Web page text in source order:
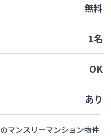
無料
1名
OK
あり
のマンスリーマンション物件